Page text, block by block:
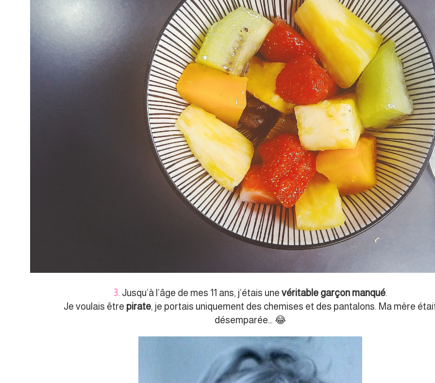
3. Jusqu’à l’âge de mes 11 ans, j’étais unevéritable garçon manqué.
Je voulais être pirate, je portais uniquement des chemises et des pantalons. Ma mère
désemparée… 😂